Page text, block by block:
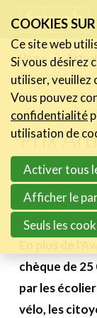
links
Jump
to
navigation
Jump
main
content
Home
Prix Ardent pour
Prix
1 avril 2022
chèque de
par les
vélo, les
COOKIES
Ce site web
Si vous désirez
utiliser, veuillez
Vous pouvez
confidentialité
utilisation de
Activer tous
Afficher le
Seuls les